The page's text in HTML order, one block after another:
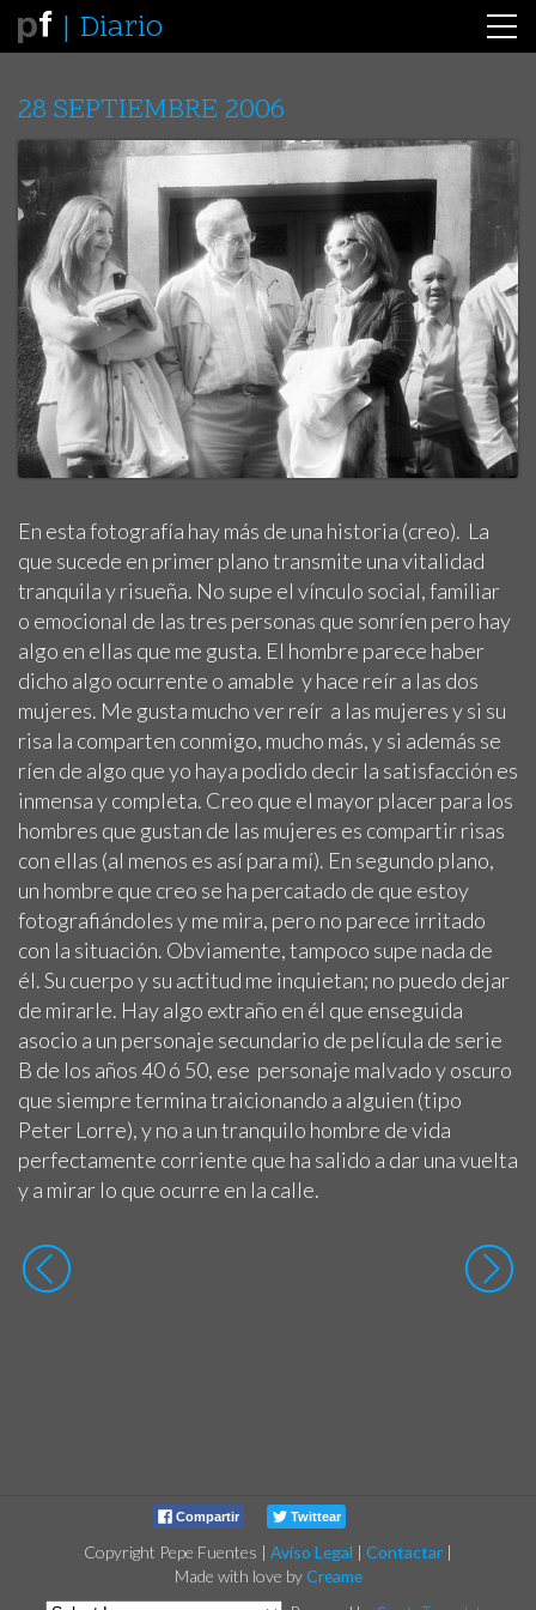
Diario
28 SEPTIEMBRE 2006
En esta fotografía hay más de una historia (creo). La
que sucede en primer plano transmite una vitalidad
tranquila y risueña. No supe el vínculo social, familiar
o emocional de las tres personas que sonríen pero hay
algo en ellas que me gusta. El hombre parece haber
dicho algo ocurrente o amable y hace reír a las dos
mujeres. Me gusta mucho ver reír a las mujeres y si su
risa la comparten conmigo, mucho más, y si además se
ríen de algo que yo haya podido decir la satisfacción es
inmensa y completa. Creo que el mayor placer para los
hombres que gustan de las mujeres es compartir risas
con ellas (al menos es así para mí). En segundo plano,
un hombre que creo se ha percatado de que estoy
fotografiándoles y me mira, pero no parece irritado
con la situación. Obviamente, tampoco supe nada de
él. Su cuerpo y su actitud me inquietan; no puedo dejar
de mirarle. Hay algo extraño en él que enseguida
asocio a un personaje secundario de película de serie
B de los años 40 ó 50, ese personaje malvado y oscuro
que siempre termina traicionando a alguien (tipo
Peter Lorre), y no a un tranquilo hombre de vida
perfectamente corriente que ha salido a dar una vuelta
y a mirar lo que ocurre en la calle.
Compartir Twittear
Copyright Pepe Fuentes | Aviso Legal | Contactar |
Made with love byCreame